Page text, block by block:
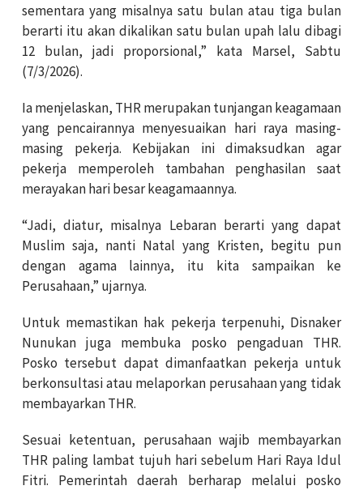
sementara yang misalnya satu bulan atau tiga bulan
berarti itu akan dikalikan satu bulan upah lalu dibagi
12 bulan, jadi proporsional,” kata Marsel, Sabtu
(7/3/2026).
Ia menjelaskan, THR merupakan tunjangan keagamaan
yang pencairannya menyesuaikan hari raya masing-
masing pekerja. Kebijakan ini dimaksudkan agar
pekerja memperoleh tambahan penghasilan saat
merayakan hari besar keagamaannya.
“Jadi, diatur, misalnya Lebaran berarti yang dapat
Muslim saja, nanti Natal yang Kristen, begitu pun
dengan agama lainnya, itu kita sampaikan ke
Perusahaan,” ujarnya.
Untuk memastikan hak pekerja terpenuhi, Disnaker
Nunukan juga membuka posko pengaduan THR.
Posko tersebut dapat dimanfaatkan pekerja untuk
berkonsultasi atau melaporkan perusahaan yang tidak
membayarkan THR.
Sesuai ketentuan, perusahaan wajib membayarkan
THR paling lambat tujuh hari sebelum Hari Raya Idul
Fitri. Pemerintah daerah berharap melalui posko